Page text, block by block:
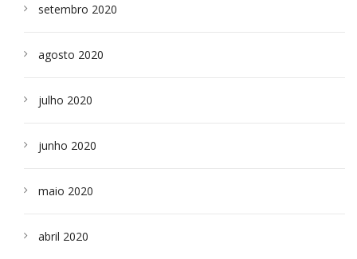
setembro 2020
agosto 2020
julho 2020
junho 2020
maio 2020
abril 2020